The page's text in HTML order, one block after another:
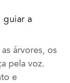
guiar a
árvores, os
pela voz.
e